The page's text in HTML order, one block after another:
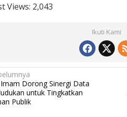
Views: 2,043
Ikuti Kami
Dorong Sinergi Data
untuk Tingkatkan
Publik